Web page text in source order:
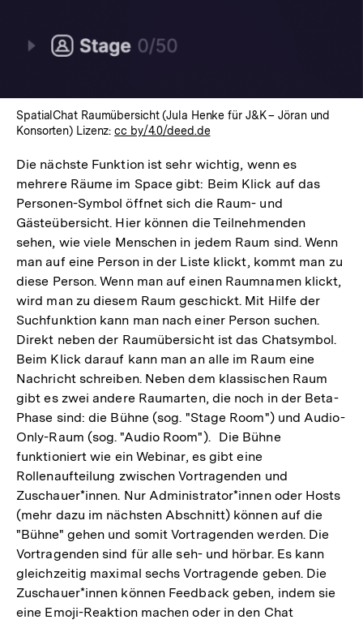
SpatialChat Raumübersicht (Jula Henke für J&K – Jöran und
Konsorten) Lizenz:cc by/4.0/deed.de
Die nächste Funktion ist sehr wichtig, wenn es
mehrere Räume im Space gibt: Beim Klick auf das
Personen-Symbol öffnet sich die Raum- und
Gästeübersicht. Hier können die Teilnehmenden
sehen, wie viele Menschen in jedem Raum sind. Wenn
man auf eine Person in der Liste klickt, kommt man zu
diese Person. Wenn man auf einen Raumnamen klickt,
wird man zu diesem Raum geschickt. Mit Hilfe der
Suchfunktion kann man nach einer Person suchen.
Direkt neben der Raumübersicht ist das Chatsymbol.
Beim Klick darauf kann man an alle im Raum eine
Nachricht schreiben. Neben dem klassischen Raum
gibt es zwei andere Raumarten, die noch in der Beta-
Phase sind: die Bühne (sog. "Stage Room") und Audio-
Only-Raum (sog. "Audio Room"). Die Bühne
funktioniert wie ein Webinar, es gibt eine
Rollenaufteilung zwischen Vortragenden und
Zuschauer*innen. Nur Administrator*innen oder Hosts
(mehr dazu im nächsten Abschnitt) können auf die
"Bühne" gehen und somit Vortragenden werden. Die
Vortragenden sind für alle seh- und hörbar. Es kann
gleichzeitig maximal sechs Vortragende geben. Die
Zuschauer*innen können Feedback geben, indem sie
eine Emoji-Reaktion machen oder in den Chat